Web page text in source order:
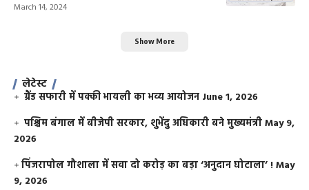
March 14, 2024
Show More
लेटेस्ट
ग्रैंड सफारी में पक्की भायली का भव्य आयोजन June 1, 2026
पश्चिम बंगाल में बीजेपी सरकार, शुभेंदु अधिकारी बने मुख्यमंत्रीMay 9,
2026
​पिंजरापोल गौशाला में सवा दो करोड़ का बड़ा ‘अनुदान घोटाला’ !May
9, 2026